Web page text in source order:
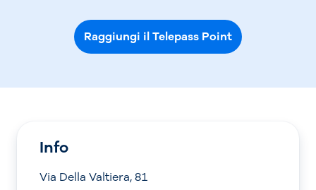
Raggiungi il Telepass Point
Info
Via Della Valtiera, 81